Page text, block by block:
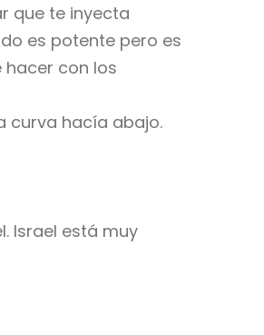
que te inyecta
es potente pero es
hacer con los
curva hacía abajo.
Israel está muy